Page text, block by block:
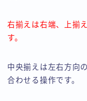
右揃えは右端、上揃
す。
中央揃えは左右方向
合わせる操作です。